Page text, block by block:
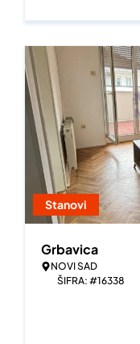
Stanovi
Grbavica
NOVI SAD
ŠIFRA: #16338